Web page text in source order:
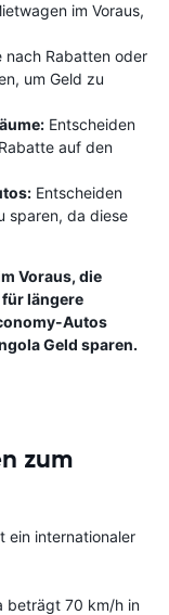
im Voraus,
nach Rabatten oder
um Geld zu
Entscheiden
auf den
Entscheiden
sparen, da diese
Voraus, die
längere
Autos
Geld sparen.
zum
ein internationaler
beträgt 70 km/h in